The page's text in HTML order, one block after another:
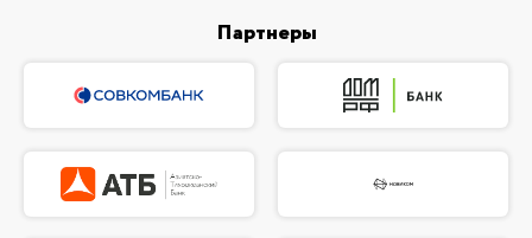
Партнеры